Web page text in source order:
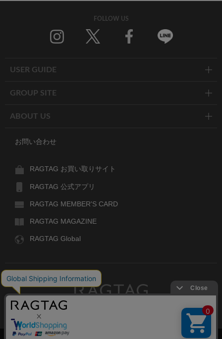
FOLLOW US
USER GUIDE
GROUP SITE
ABOUT US
お問い合わせ
RAGTAG お買い取りサイト
RAGTAG 公式アプリ
RAGTAG MEMBER'S CARD
RAGTAG MAGAZINE
RAGTAG Global
デザイナーズブランドのユーズド・セレクトショップ